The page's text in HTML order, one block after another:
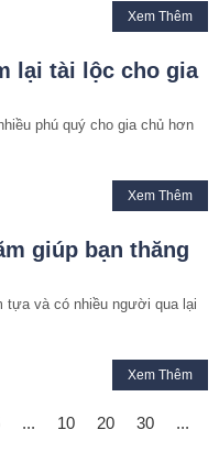
Xem Thêm
lại tài lộc cho gia
phú quý cho gia chủ hơn
Xem Thêm
giúp bạn thăng
tựa và có nhiều người qua lại
Xem Thêm
... 10 20 30
...